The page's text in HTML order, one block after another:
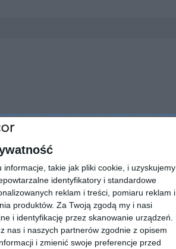
takie jak pliki cookie, i uzyskujemy
identyfikatory i standardowe
reklam i treści, pomiaru reklam i
produktów. Za Twoją zgodą my i nasi
i identyfikację przez skanowanie urządzeń.
nas i naszych partnerów zgodnie z opisem
i zmienić swoje preferencje przed